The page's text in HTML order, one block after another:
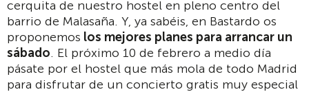
cerquita de nuestro hostel en pleno centro del
barrio de Malasaña. Y, ya sabéis, en Bastardo os
proponemos los mejores planes para arrancar un
sábado. El próximo 10 de febrero a medio día
pásate por el hostel que más mola de todo Madrid
para disfrutar de un concierto gratis muy especial